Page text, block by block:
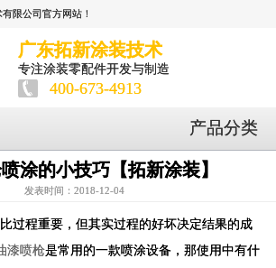
限公司官方网站！
广东拓新涂装技术
专注涂装零配件开发与制造
400-673-4913
产品分类
涂的小技巧【拓新涂装】
发表时间：2018-12-04
过程重要，但其实过程的好坏决定结果的成
漆喷枪是常用的一款喷涂设备，那使用中有什